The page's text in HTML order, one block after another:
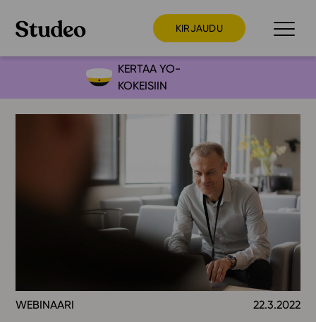
KIRJAUDU
Preppaaja
Kokeilutarjous
Lukio
KERTAA YO-
KOKEISIIN
WEBINAARI 22.3.2022